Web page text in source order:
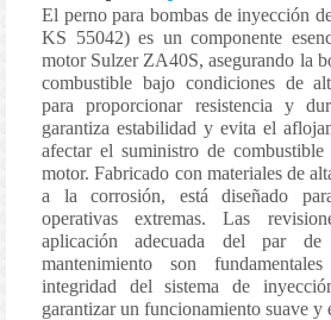
El perno para bombas de inyección
KS 55042) es un componente
motor Sulzer ZA40S, asegurando la
combustible bajo condiciones de
para proporcionar resistencia y
garantiza estabilidad y evita el
afectar el suministro de
motor. Fabricado con materiales de
a la corrosión, está diseñado
operativas extremas. Las
aplicación adecuada del par
mantenimiento son
integridad del sistema de
garantizar un funcionamiento suave y